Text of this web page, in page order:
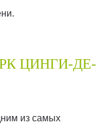
ЦИНГИ-ДЕ-
из самых